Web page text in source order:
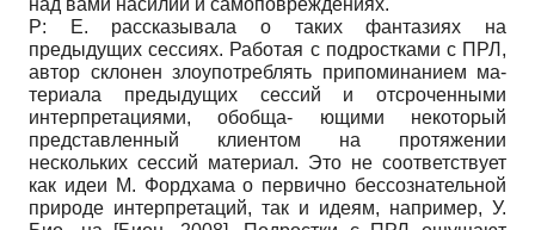
Р: Е. рассказывала о таких фантазиях на
предыдущих сессиях. Работая с подростками с ПРЛ,
автор склонен злоупотреблять припоминанием ма-
териала предыдущих сессий и отсроченными
интерпретациями, обобща- ющими некоторый
представленный клиентом на протяжении
нескольких сессий материал. Это не соответствует
как идеи М. Фордхама о первично бессознательной
природе интерпретаций, так и идеям, например, У.